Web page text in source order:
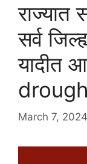
राज्यात
सर्व
यादीत
March 7, 2024